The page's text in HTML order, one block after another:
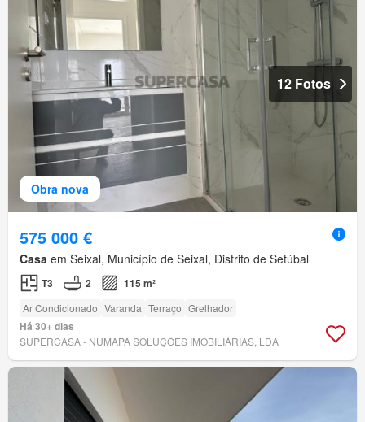
Obra nova
12 Fotos
575 000 €
Casa em Seixal, Município de Seixal, Distrito de Setúbal
T3 2 115 m²
Ar Condicionado Varanda Terraço Grelhador
Há 30+ dias
SUPERCASA - NUMAPA SOLUÇÕES IMOBILIÁRIAS, LDA